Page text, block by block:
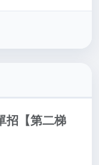
招【第二梯